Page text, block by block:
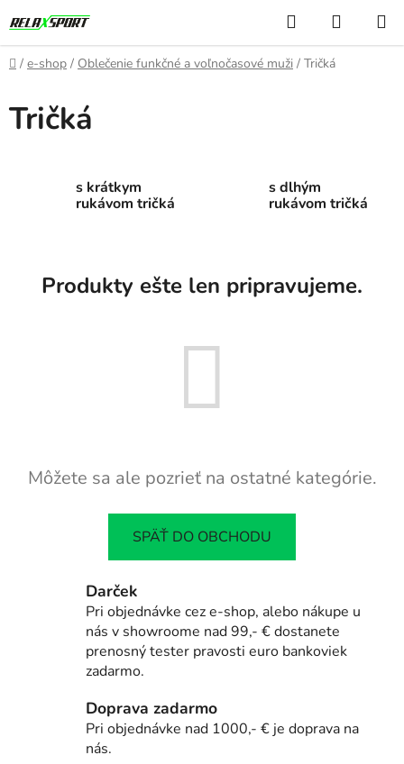
na
obsah
Hľadať
KOŠÍK
Domov
/ e-shop / Oblečenie funkčné a voľnočasové muži / Tričká
Tričká
s krátkym
rukávom tričká
s dlhým
rukávom tričká
Produkty ešte len pripravujeme.
Môžete sa ale pozrieť na ostatné kategórie.
SPÄŤ DO OBCHODU
Darček
Pri objednávke cez e-shop, alebo nákupe u
nás v showroome nad 99,- € dostanete
prenosný tester pravosti euro bankoviek
zadarmo.
Doprava zadarmo
Pri objednávke nad 1000,- € je doprava na
nás.